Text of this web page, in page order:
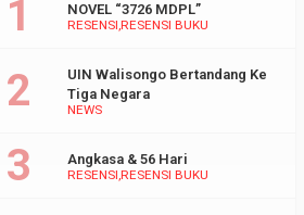
RESENSI RESENSI BUKU
NOVEL “3726 MDPL”
NEWS
UIN Walisongo Bertandang Ke
Tiga Negara
RESENSI RESENSI BUKU
Angkasa & 56 Hari